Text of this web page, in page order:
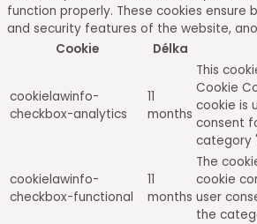
function properly. These cookies ensure
and security features of the website,
Cookie
Délka
cookielawinfo-
checkbox-analytics
11
months
This
Cookie
cookie is
consent
category
cookielawinfo-
checkbox-functional
11
months
The
cookie
user
the